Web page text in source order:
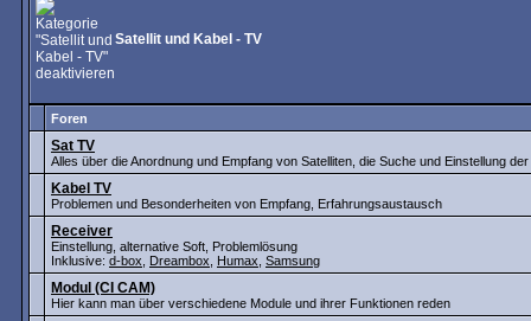
Satellit und Kabel - TV
Foren
Sat TV
Alles über die Anordnung und Empfang von Satelliten, die Suche und Einstellung
Kabel TV
Problemen und Besonderheiten von Empfang, Erfahrungsaustausch
Receiver
Einstellung, alternative Soft, Problemlösung
Inklusive: d-box Dreambox Humax Samsung
Modul (CI CAM)
Hier kann man über verschiedene Module und ihrer Funktionen reden